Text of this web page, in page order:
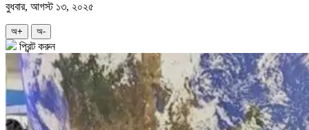
বুধবার, আগস্ট ১৩, ২০২৫
অ+ অ-
প্রিন্ট করুন